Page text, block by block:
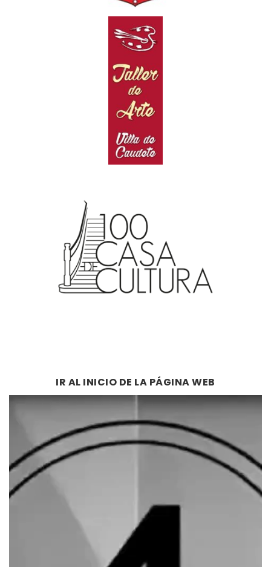
IR AL INICIO DE LA PÁGINA WEB
Reproductor